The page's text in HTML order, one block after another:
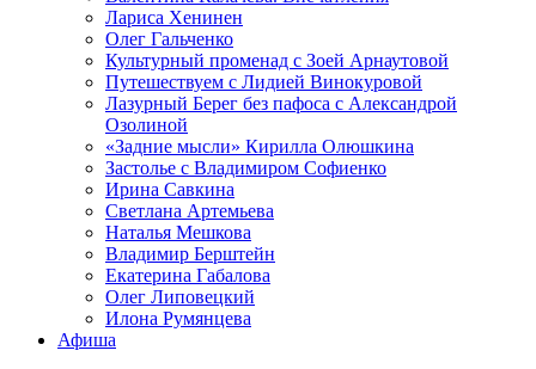
Лариса Хенинен
Олег Гальченко
Культурный променад с Зоей Арнаутовой
Путешествуем с Лидией Винокуровой
Лазурный Берег без пафоса с Александрой
Озолиной
«Задние мысли» Кирилла Олюшкина
Застолье с Владимиром Софиенко
Ирина Савкина
Светлана Артемьева
Наталья Мешкова
Владимир Берштейн
Екатерина Габалова
Олег Липовецкий
Илона Румянцева
Афиша